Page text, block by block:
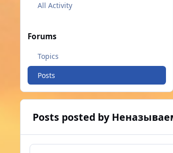
All Activity
Forums
Topics
Posts
Posts posted by